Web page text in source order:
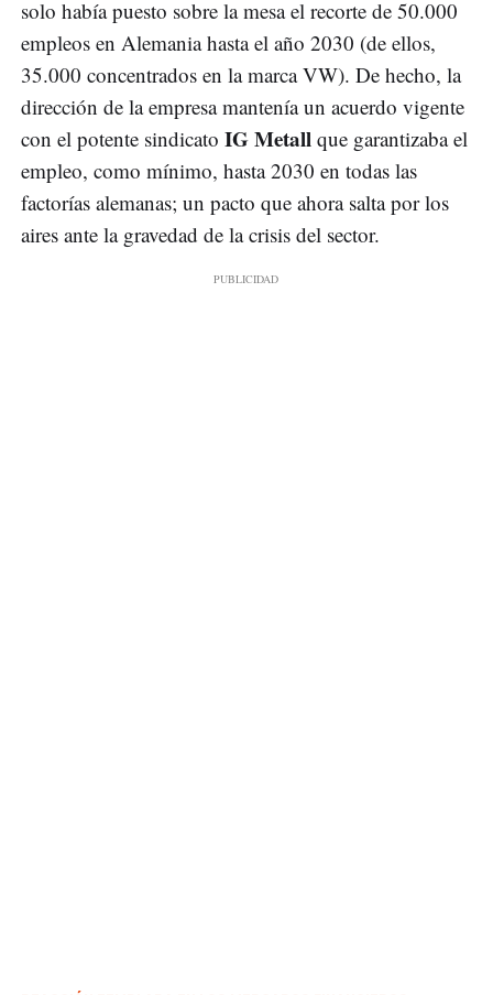
solo había puesto sobre la mesa el recorte de 50.000
empleos en Alemania hasta el año 2030 (de ellos,
35.000 concentrados en la marca VW). De hecho, la
dirección de la empresa mantenía un acuerdo vigente
con el potente sindicato IG Metall que garantizaba el
empleo, como mínimo, hasta 2030 en todas las
factorías alemanas; un pacto que ahora salta por los
aires ante la gravedad de la crisis del sector.